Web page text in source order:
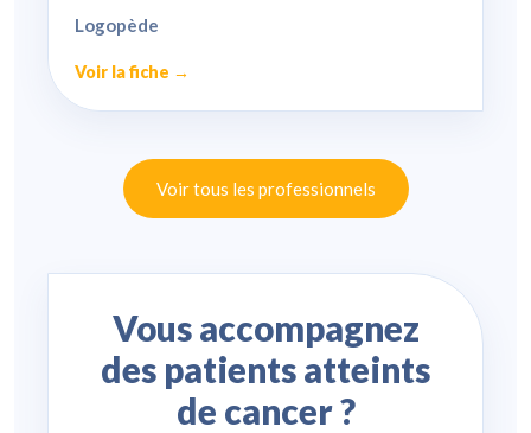
Logopède
Voir la fiche →
Voir tous les professionnels
Vous accompagnez
des patients atteints
de cancer ?